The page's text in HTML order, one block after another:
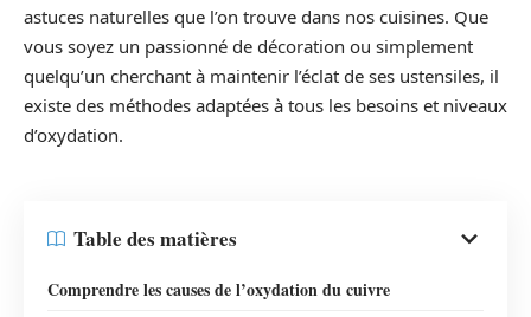
astuces naturelles que l’on trouve dans nos cuisines. Que
vous soyez un passionné de décoration ou simplement
quelqu’un cherchant à maintenir l’éclat de ses ustensiles, il
existe des méthodes adaptées à tous les besoins et niveaux
d’oxydation.
Table des matières
Comprendre les causes de l’oxydation du cuivre